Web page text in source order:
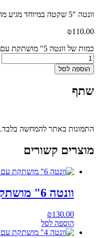
וונטה 5″ שקטה במיוחד מגיע מחווטת עם כבל יצוק
₪110.00
כמות של וונטה 5" מושתקת עם כבל יצוק
הוספה לסל
שתף
התמונות באתר להמחשה בלבד.
מוצרים קשורים
וונטה 6" מושתקת עם כבל יצוק
₪130.00
הוספה לסל